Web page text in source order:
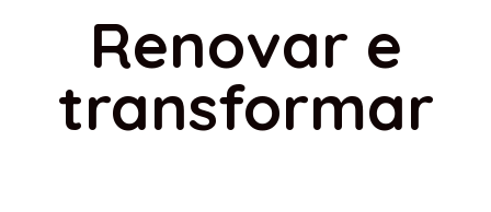
Renovar e
transformar